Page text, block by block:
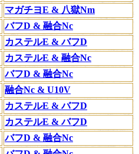
マガチヨE & 八獄Nm
バフD & 融合Nc
カステルE & バフD
カステルE & 融合Nc
バフD & 融合Nc
融合Nc & U10V
カステルE & バフD
カステルE & バフD
バフD & 融合Nc